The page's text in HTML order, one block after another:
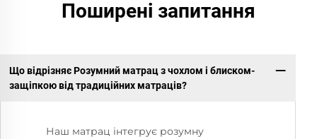
Поширені запитання
Що відрізняє Розумний матрац з чохлом і блиском-
защіпкою від традиційних матраців?
Наш матрац інтегрує розумну